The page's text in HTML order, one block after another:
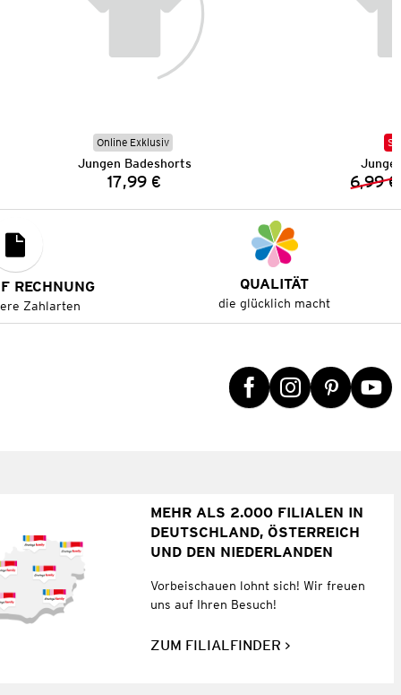
Online Exklusiv
Jungen Badeshorts
Preis:
17,99 € 6,99 €
RECHNUNG
Zahlarten
QUALITÄT
die glücklich macht
MEHR ALS 2.000 FILIALEN IN
DEUTSCHLAND, ÖSTERREICH
UND DEN NIEDERLANDEN
Vorbeischauen lohnt sich! Wir freuen
uns auf Ihren Besuch!
ZUM FILIALFINDER